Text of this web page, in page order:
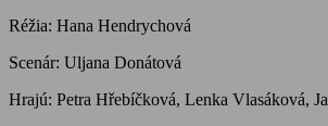
Réžia: Hana Hendrychová
Scenár: Uljana Donátová
Hrajú: Petra Hřebíčková, Lenka Vlasáková,